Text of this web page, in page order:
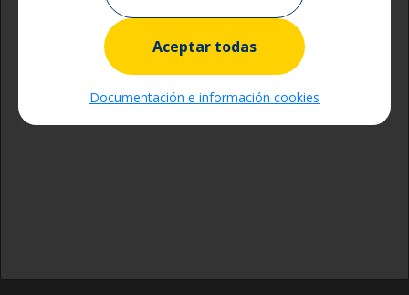
Aceptar todas
Documentación e información cookies